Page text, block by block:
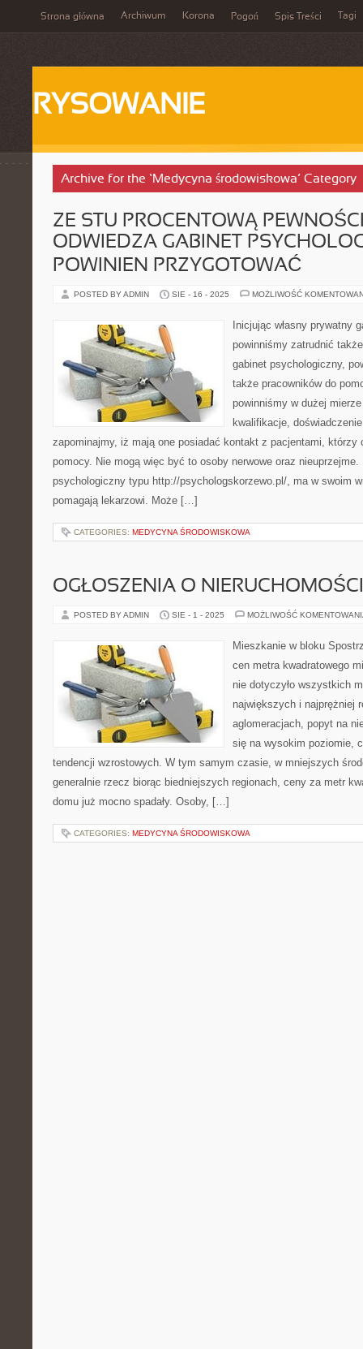
Strona główna Archiwum Korona Pogoń Spis Treści Tagi
RYSOWANIE
Archive for the ‘Medycyna środowiskowa’ Category
ZE STU PROCENTOWĄ
ODWIEDZA GABINET
POWINIEN PRZYGOTOWAĆ
POSTED BY ADMIN SIE - 16 - 2025 MOŻLIWOŚĆ
Inicjując własny prywatny
powinniśmy zatrudnić
gabinet psychologiczny,
także pracowników do
powinniśmy w dużej
kwalifikacje,
zapominajmy, iż mają one posiadać kontakt z pacjentami, którzy
pomocy. Nie mogą więc być to osoby nerwowe oraz nieuprzejme.
psychologiczny typu http://psychologskorzewo.pl/, ma w swoim
pomagają lekarzowi. Może […]
CATEGORIES: MEDYCYNA ŚRODOWISKOWA
OGŁOSZENIA O
POSTED BY ADMIN SIE - 1 - 2025 MOŻLIWOŚĆ
Mieszkanie w bloku
cen metra kwadratowego
nie dotyczyło wszystkich
największych i najprężniej
aglomeracjach, popyt na
się na wysokim poziomie,
tendencji wzrostowych. W tym samym czasie, w mniejszych
generalnie rzecz biorąc biedniejszych regionach, ceny za metr
domu już mocno spadały. Osoby, […]
CATEGORIES: MEDYCYNA ŚRODOWISKOWA